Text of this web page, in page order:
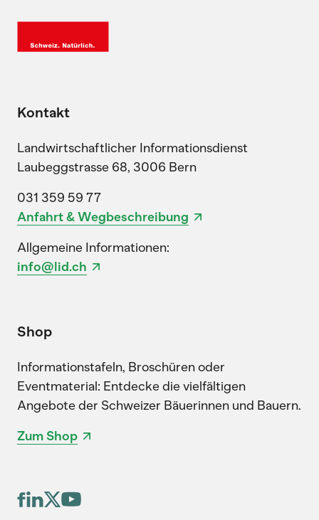
Kontakt
Landwirtschaftlicher Informationsdienst
Laubeggstrasse 68, 3006 Bern
031 359 59 77
Anfahrt & Wegbeschreibung
Allgemeine Informationen:
info@lid.ch
Shop
Informationstafeln, Broschüren oder
Eventmaterial: Entdecke die vielfältigen
Angebote der Schweizer Bäuerinnen und Bauern.
Zum Shop